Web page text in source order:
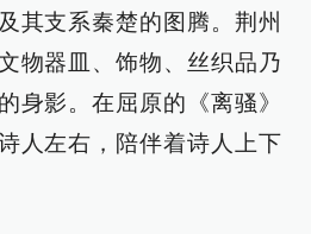
其支系秦楚的图腾。荆州
物器皿、饰物、丝织品乃
身影。在屈原的《离骚》
人左右，陪伴着诗人上下